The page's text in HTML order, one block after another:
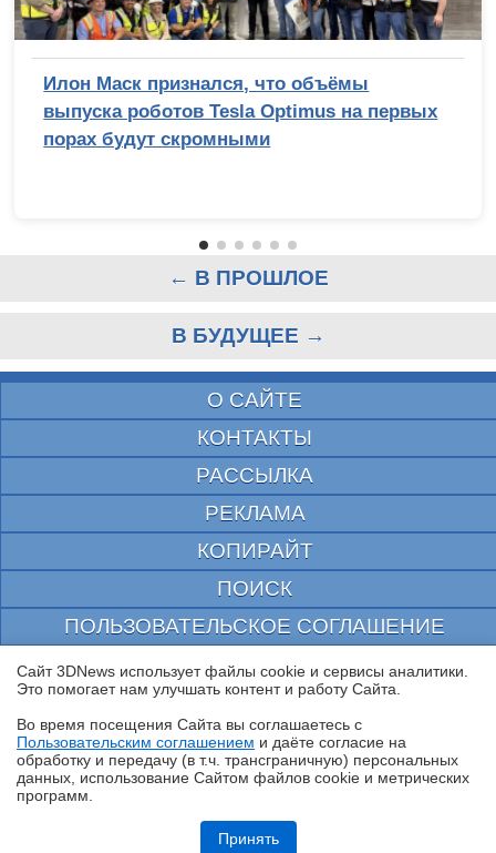
Обзор ноутбука HONOR MagicBook 16 2026 (LHC-X) на платформе
Илон Маск признался, что объёмы
выпуска роботов Tesla Optimus на первых
порах будут скромными
← В ПРОШЛОЕ
В БУДУЩЕЕ →
О САЙТЕ
КОНТАКТЫ
РАССЫЛКА
РЕКЛАМА
КОПИРАЙТ
ПОИСК
ПОЛЬЗОВАТЕЛЬСКОЕ СОГЛАШЕНИЕ
ЗАЩИЩЕНО CURATOR
© 1997—2026 Электронное периодическое издание "3ДНьюс" | Свидетельство о
выдано Федеральной Службой по надзору за соблюдением законодательства в сфере
массовых коммуникаций и охране культурного наследия
При цитировании документа ссылка на сайт с указанием автора обязательна. Полное
заимствование документа является нарушением
российского и международного законодательства и возможно только с согласия
Сайт 3DNews использует файлы cookie и сервисы аналитики.
Это помогает нам улучшать контент и работу Cайта.
Во время посещения Cайта вы соглашаетесь с
Пользовательским соглашением и даёте согласие на
обработку и передачу (в т.ч. трансграничную) персональных
данных, использование Cайтом файлов cookie и метрических
программ.
Принять